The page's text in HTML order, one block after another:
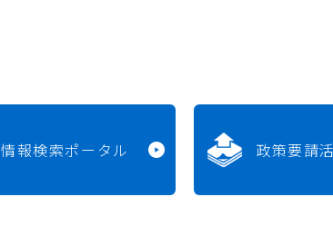
情報検索ポータル 政策要請